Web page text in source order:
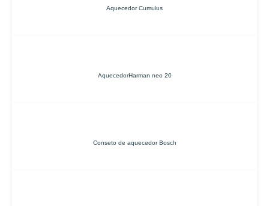
Aquecedor Cumulus
AquecedorHarman neo 20
Conseto de aquecedor Bosch